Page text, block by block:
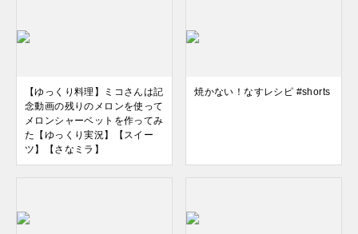
【ゆっくり料理】ミコさんは記
念動画の残りのメロンを使って
メロンシャーベットを作ってみ
た【ゆっくり実況】【スイー
ツ】【さなミラ】
焼かない！なすレシピ #shorts